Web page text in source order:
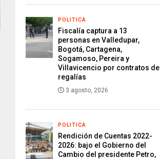
POLITICA
Fiscalía captura a 13
personas en Valledupar,
Bogotá, Cartagena,
Sogamoso, Pereira y
Villavicencio por contratos de
regalías
3 agosto, 2026
POLITICA
Rendición de Cuentas 2022-
2026: bajo el Gobierno del
Cambio del presidente Petro,